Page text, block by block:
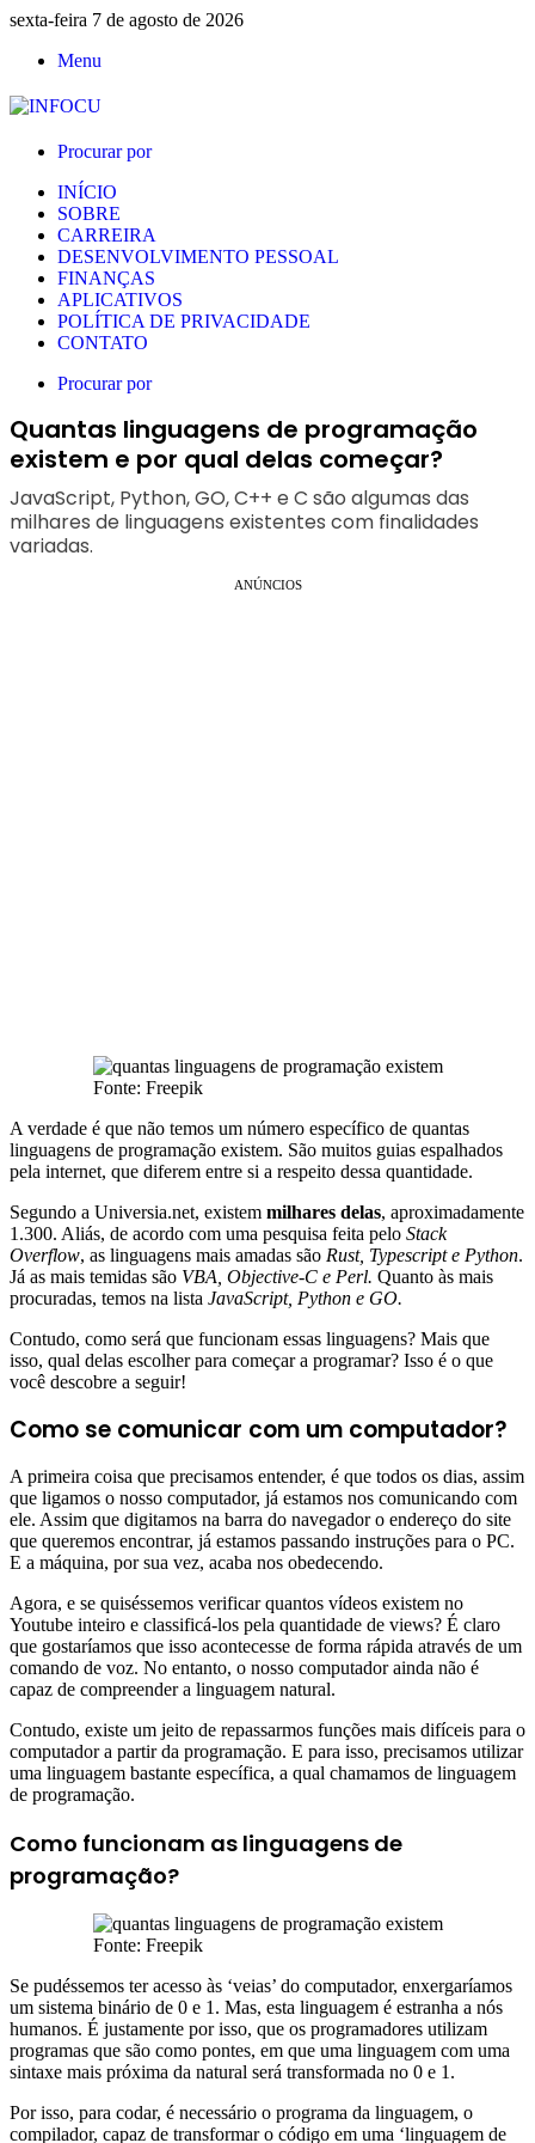
sexta-feira 7 de agosto de 2026
Menu
Procurar por
INÍCIO
SOBRE
CARREIRA
DESENVOLVIMENTO PESSOAL
FINANÇAS
APLICATIVOS
POLÍTICA DE PRIVACIDADE
CONTATO
Procurar por
Quantas linguagens de programação
existem e por qual delas começar?
JavaScript, Python, GO, C++ e C são algumas das
milhares de linguagens existentes com finalidades
variadas.
ANÚNCIOS
Fonte: Freepik
A verdade é que não temos um número específico de quantas
linguagens de programação existem. São muitos guias espalhados
pela internet, que diferem entre si a respeito dessa quantidade.
Segundo a Universia.net, existem milhares delas, aproximadamente
1.300. Aliás, de acordo com uma pesquisa feita pelo Stack
Overflow, as linguagens mais amadas são Rust, Typescript e Python.
Já as mais temidas são VBA, Objective-C e Perl. Quanto às mais
procuradas, temos na lista JavaScript, Python e GO.
Contudo, como será que funcionam essas linguagens? Mais que
isso, qual delas escolher para começar a programar? Isso é o que
você descobre a seguir!
Como se comunicar com um computador?
A primeira coisa que precisamos entender, é que todos os dias, assim
que ligamos o nosso computador, já estamos nos comunicando com
ele. Assim que digitamos na barra do navegador o endereço do site
que queremos encontrar, já estamos passando instruções para o PC.
E a máquina, por sua vez, acaba nos obedecendo.
Agora, e se quiséssemos verificar quantos vídeos existem no
Youtube inteiro e classificá-los pela quantidade de views? É claro
que gostaríamos que isso acontecesse de forma rápida através de um
comando de voz. No entanto, o nosso computador ainda não é
capaz de compreender a linguagem natural.
Contudo, existe um jeito de repassarmos funções mais difíceis para o
computador a partir da programação. E para isso, precisamos utilizar
uma linguagem bastante específica, a qual chamamos de linguagem
de programação.
Como funcionam as linguagens de
programação?
Fonte: Freepik
Se pudéssemos ter acesso às ‘veias’ do computador, enxergaríamos
um sistema binário de 0 e 1. Mas, esta linguagem é estranha a nós
humanos. É justamente por isso, que os programadores utilizam
programas que são como pontes, em que uma linguagem com uma
sintaxe mais próxima da natural será transformada no 0 e 1.
Por isso, para codar, é necessário o programa da linguagem, o
compilador, capaz de transformar o código em uma ‘linguagem de